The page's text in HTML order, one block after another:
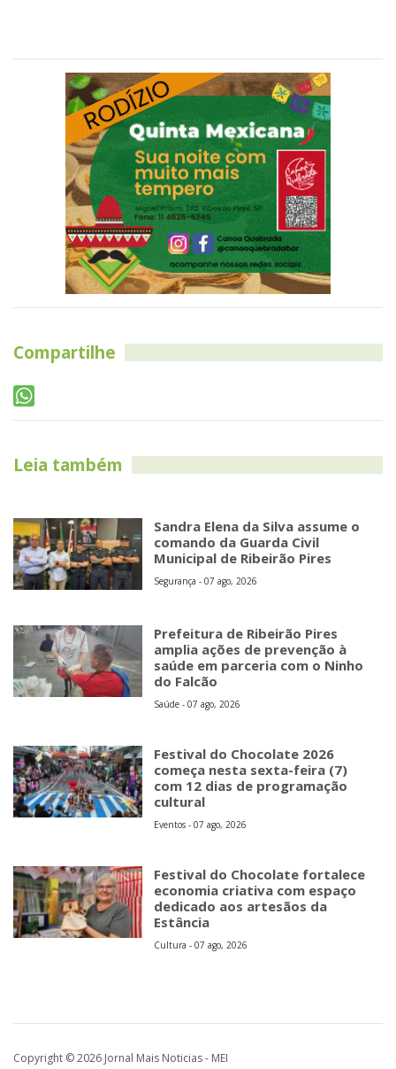
Compartilhe
Leia também
Sandra Elena da Silva assume o
comando da Guarda Civil
Municipal de Ribeirão Pires
Segurança - 07 ago, 2026
Prefeitura de Ribeirão Pires
amplia ações de prevenção à
saúde em parceria com o Ninho
do Falcão
Saúde - 07 ago, 2026
Festival do Chocolate 2026
começa nesta sexta-feira (7)
com 12 dias de programação
cultural
Eventos - 07 ago, 2026
Festival do Chocolate fortalece
economia criativa com espaço
dedicado aos artesãos da
Estância
Cultura - 07 ago, 2026
Copyright © 2026 Jornal Mais Noticias - MEI